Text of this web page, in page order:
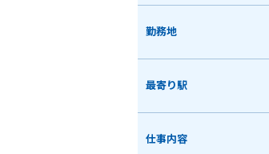
勤務地
最寄り駅
仕事内容